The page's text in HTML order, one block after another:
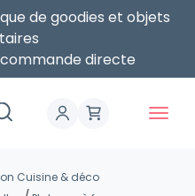
de goodies et objets
directe
Cuisine & déco